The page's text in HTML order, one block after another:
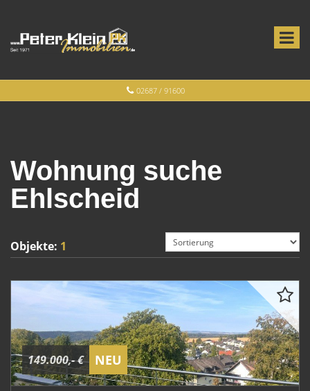
02687 / 91600
Wohnung suche
Ehlscheid
Objekte: 1
149.000,- € NEU